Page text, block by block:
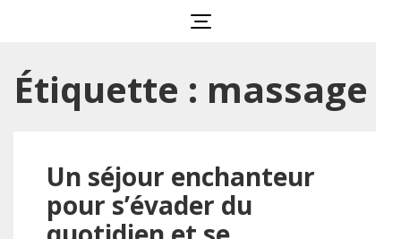
Étiquette : massage
Un séjour enchanteur
pour s’évader du